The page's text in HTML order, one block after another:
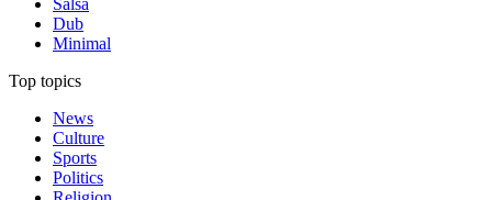
Salsa
Dub
Minimal
Top topics
News
Culture
Sports
Politics